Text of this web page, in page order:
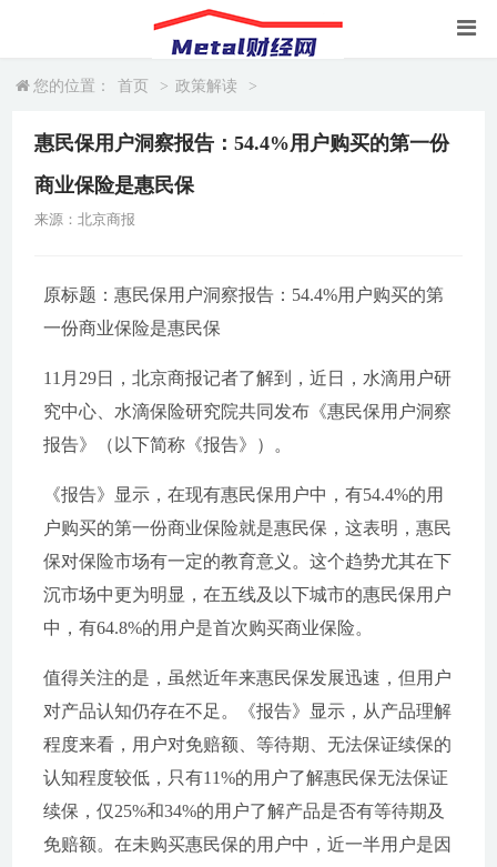
您的位置： 首页 > 政策解读 >
惠民保用户洞察报告：54.4%用户购买的第一份
商业保险是惠民保
来源：北京商报
原标题：惠民保用户洞察报告：54.4%用户购买的第
一份商业保险是惠民保
11月29日，北京商报记者了解到，近日，水滴用户研
究中心、水滴保险研究院共同发布《惠民保用户洞察
报告》（以下简称《报告》）。
《报告》显示，在现有惠民保用户中，有54.4%的用
户购买的第一份商业保险就是惠民保，这表明，惠民
保对保险市场有一定的教育意义。这个趋势尤其在下
沉市场中更为明显，在五线及以下城市的惠民保用户
中，有64.8%的用户是首次购买商业保险。
值得关注的是，虽然近年来惠民保发展迅速，但用户
对产品认知仍存在不足。《报告》显示，从产品理解
程度来看，用户对免赔额、等待期、无法保证续保的
认知程度较低，只有11%的用户了解惠民保无法保证
续保，仅25%和34%的用户了解产品是否有等待期及
免赔额。在未购买惠民保的用户中，近一半用户是因